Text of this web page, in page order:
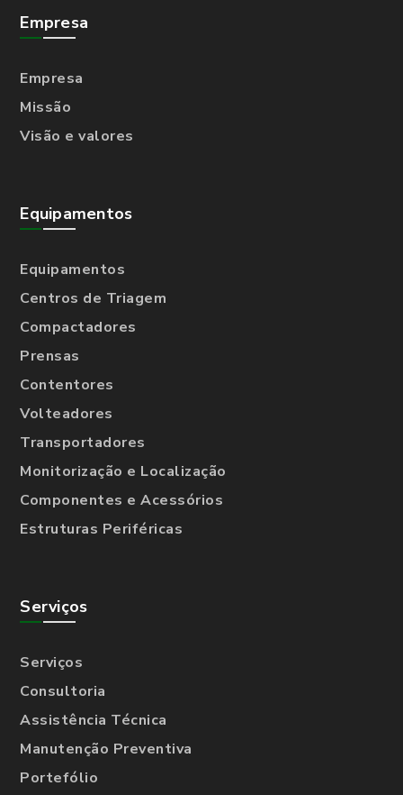
Empresa
Empresa
Missão
Visão e valores
Equipamentos
Equipamentos
Centros de Triagem
Compactadores
Prensas
Contentores
Volteadores
Transportadores
Monitorização e Localização
Componentes e Acessórios
Estruturas Periféricas
Serviços
Serviços
Consultoria
Assistência Técnica
Manutenção Preventiva
Portefólio